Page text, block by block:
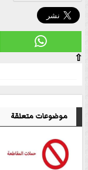
⇧
موضوعات متعلقة